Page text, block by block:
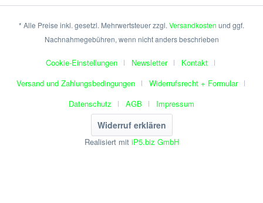
* Alle Preise inkl. gesetzl. Mehrwertsteuer zzgl. Versandkosten und ggf.
Nachnahmegebühren, wenn nicht anders beschrieben
Cookie-Einstellungen Newsletter
Kontakt
Versand und Zahlungsbedingungen
Widerrufsrecht + Formular
Datenschutz
AGB Impressum
Widerruf erklären
Realisiert mit iP5.biz GmbH